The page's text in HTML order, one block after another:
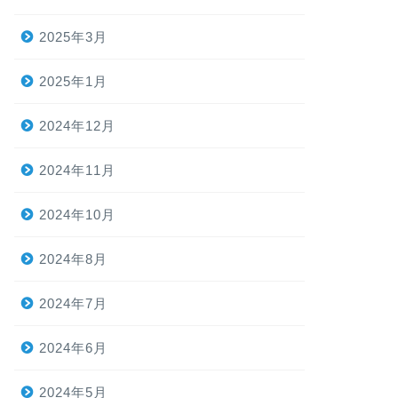
2025年3月
2025年1月
2024年12月
2024年11月
2024年10月
2024年8月
2024年7月
2024年6月
2024年5月